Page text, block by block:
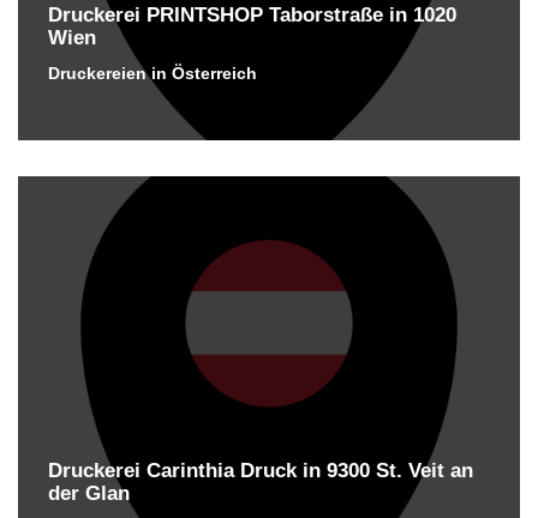
Druckerei PRINTSHOP Taborstraße in 1020
Wien
Druckereien in Österreich
Druckerei Carinthia Druck in 9300 St. Veit an
der Glan